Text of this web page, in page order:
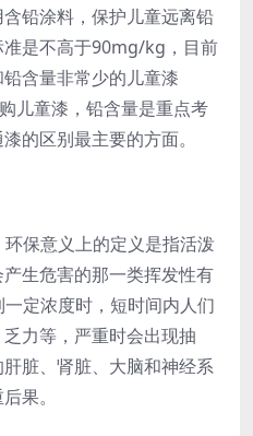
铅涂料，保护儿童远离铅
是不高于90mg/kg，目前
含量非常少的儿童漆
儿童漆，铅含量是重点考
的区别最主要的方面。
保意义上的定义是指活泼
生危害的那一类挥发性有
定浓度时，短时间内人们
力等，严重时会出现抽
脏、肾脏、大脑和神经系
果。